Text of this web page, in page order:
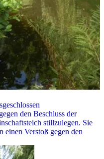
den Beschluss der
stillzulegen. Sie
einen Verstoß gegen den